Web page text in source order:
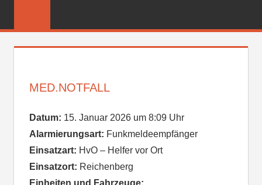
FEUERWEHR
MED.NOTFALL
Datum: 15. Januar 2026 um 8:09 Uhr
Alarmierungsart: Funkmeldeempfänger
Einsatzart: HvO – Helfer vor Ort
Einsatzort: Reichenberg
Einheiten und Fahrzeuge: